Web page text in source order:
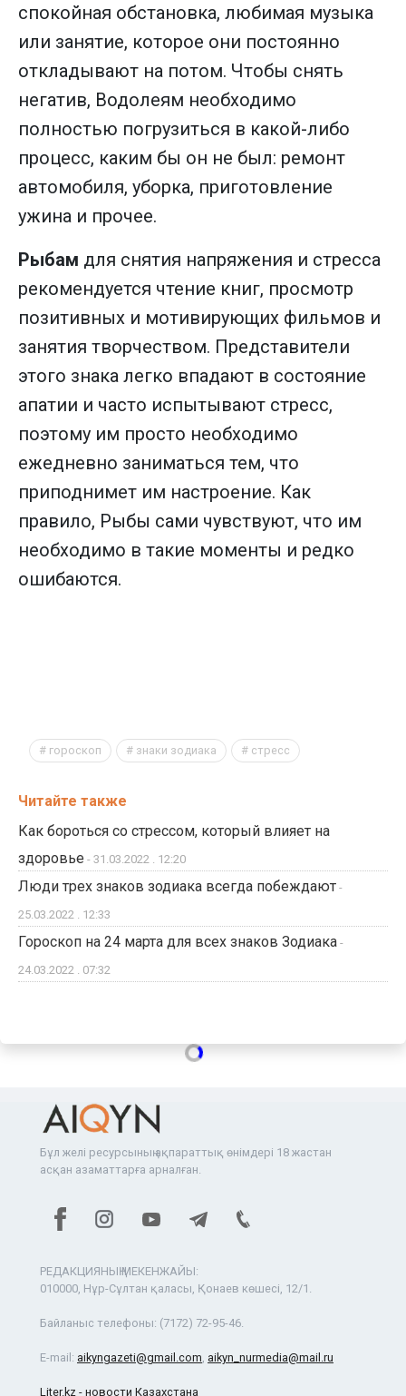
спокойная обстановка, любимая музыка
или занятие, которое они постоянно
откладывают на потом. Чтобы снять
негатив, Водолеям необходимо
полностью погрузиться в какой-либо
процесс, каким бы он не был: ремонт
автомобиля, уборка, приготовление
ужина и прочее.
Рыбам для снятия напряжения и стресса
рекомендуется чтение книг, просмотр
позитивных и мотивирующих фильмов и
занятия творчеством. Представители
этого знака легко впадают в состояние
апатии и часто испытывают стресс,
поэтому им просто необходимо
ежедневно заниматься тем, что
приподнимет им настроение. Как
правило, Рыбы сами чувствуют, что им
необходимо в такие моменты и редко
ошибаются.
гороскоп знаки зодиака стресс
Читайте также
Как бороться со стрессом, который влияет на
здоровье - 31.03.2022 . 12:20
Люди трех знаков зодиака всегда побеждают -
25.03.2022 . 12:33
Гороскоп на 24 марта для всех знаков Зодиака -
24.03.2022 . 07:32
Бұл желі ресурсының ақпараттық өнімдері 18 жастан
асқан азаматтарға арналған.
РЕДАКЦИЯНЫҢ МЕКЕНЖАЙЫ:
010000, Нұр-Сұлтан қаласы, Қонаев көшесі, 12/1.
Байланыс телефоны: (7172) 72-95-46.
E-mail: aikyngazeti@gmail.com aikyn_nurmedia@mail.ru
Liter.kz - новости Казахстана